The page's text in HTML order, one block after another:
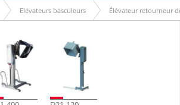
Elévateurs basculeurs Élévateur retourneur